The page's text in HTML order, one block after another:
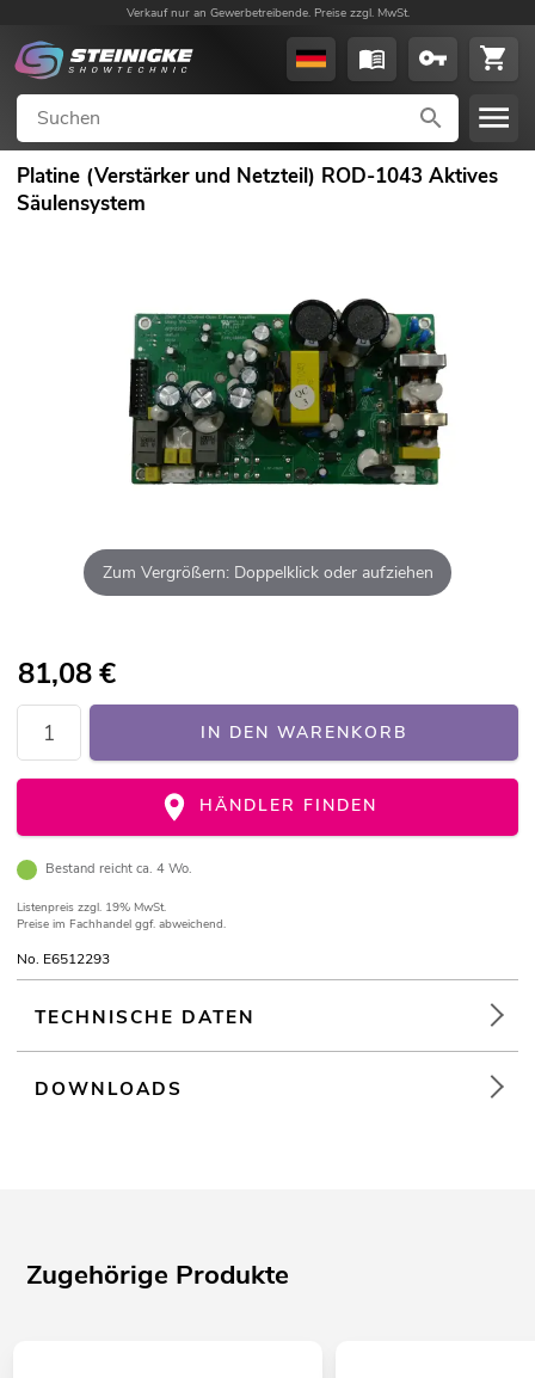
Verkauf nur an Gewerbetreibende. Preise zzgl. MwSt.
Platine (Verstärker und Netzteil) ROD-1043 Aktives
Säulensystem
Zum Vergrößern: Doppelklick oder aufziehen
81,08€
IN DEN WARENKORB
HÄNDLER FINDEN
Bestand reicht ca. 4 Wo.
Listenpreis zzgl. 19% MwSt.
Preise im Fachhandel ggf. abweichend.
No. E6512293
TECHNISCHE DATEN
DOWNLOADS
Zugehörige Produkte